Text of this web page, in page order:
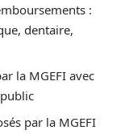
:
dentaire,
la MGEFI avec
par la MGEFI